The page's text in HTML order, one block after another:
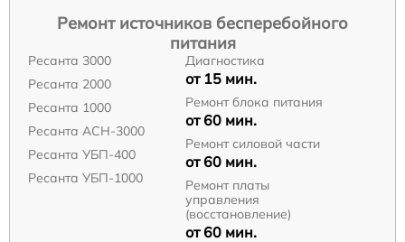
Ремонт источников бесперебойного
питания
Ресанта 3000
Ресанта 2000
Ресанта 1000
Ресанта АСН-3000
Ресанта УБП-400
Ресанта УБП-1000
Диагностика
от 15 мин.
Ремонт блока питания
от 60 мин.
Ремонт силовой части
от 60 мин.
Ремонт платы
управления
(восстановление)
от 60 мин.